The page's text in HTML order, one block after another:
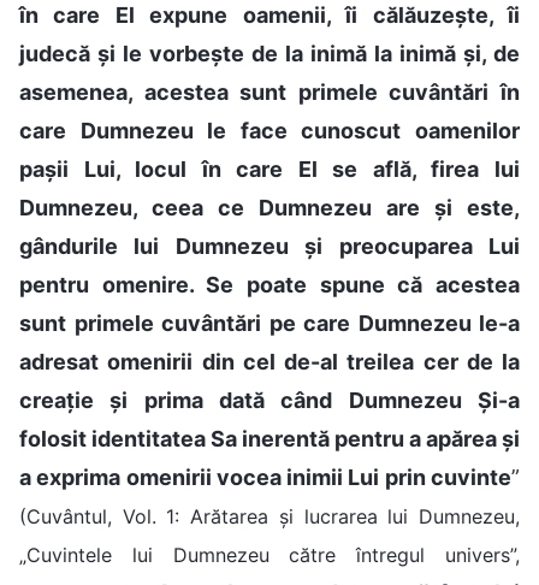
în care El expune oamenii, îi călăuzește, îi
judecă și le vorbește de la inimă la inimă și, de
asemenea, acestea sunt primele cuvântări în
care Dumnezeu le face cunoscut oamenilor
pașii Lui, locul în care El se află, firea lui
Dumnezeu, ceea ce Dumnezeu are și este,
gândurile lui Dumnezeu și preocuparea Lui
pentru omenire. Se poate spune că acestea
sunt primele cuvântări pe care Dumnezeu le-a
adresat omenirii din cel de-al treilea cer de la
creație și prima dată când Dumnezeu Și-a
folosit identitatea Sa inerentă pentru a apărea și
a exprima omenirii vocea inimii Lui prin cuvinte”
(Cuvântul, Vol. 1: Arătarea și lucrarea lui Dumnezeu,
„Cuvintele lui Dumnezeu către întregul univers”,